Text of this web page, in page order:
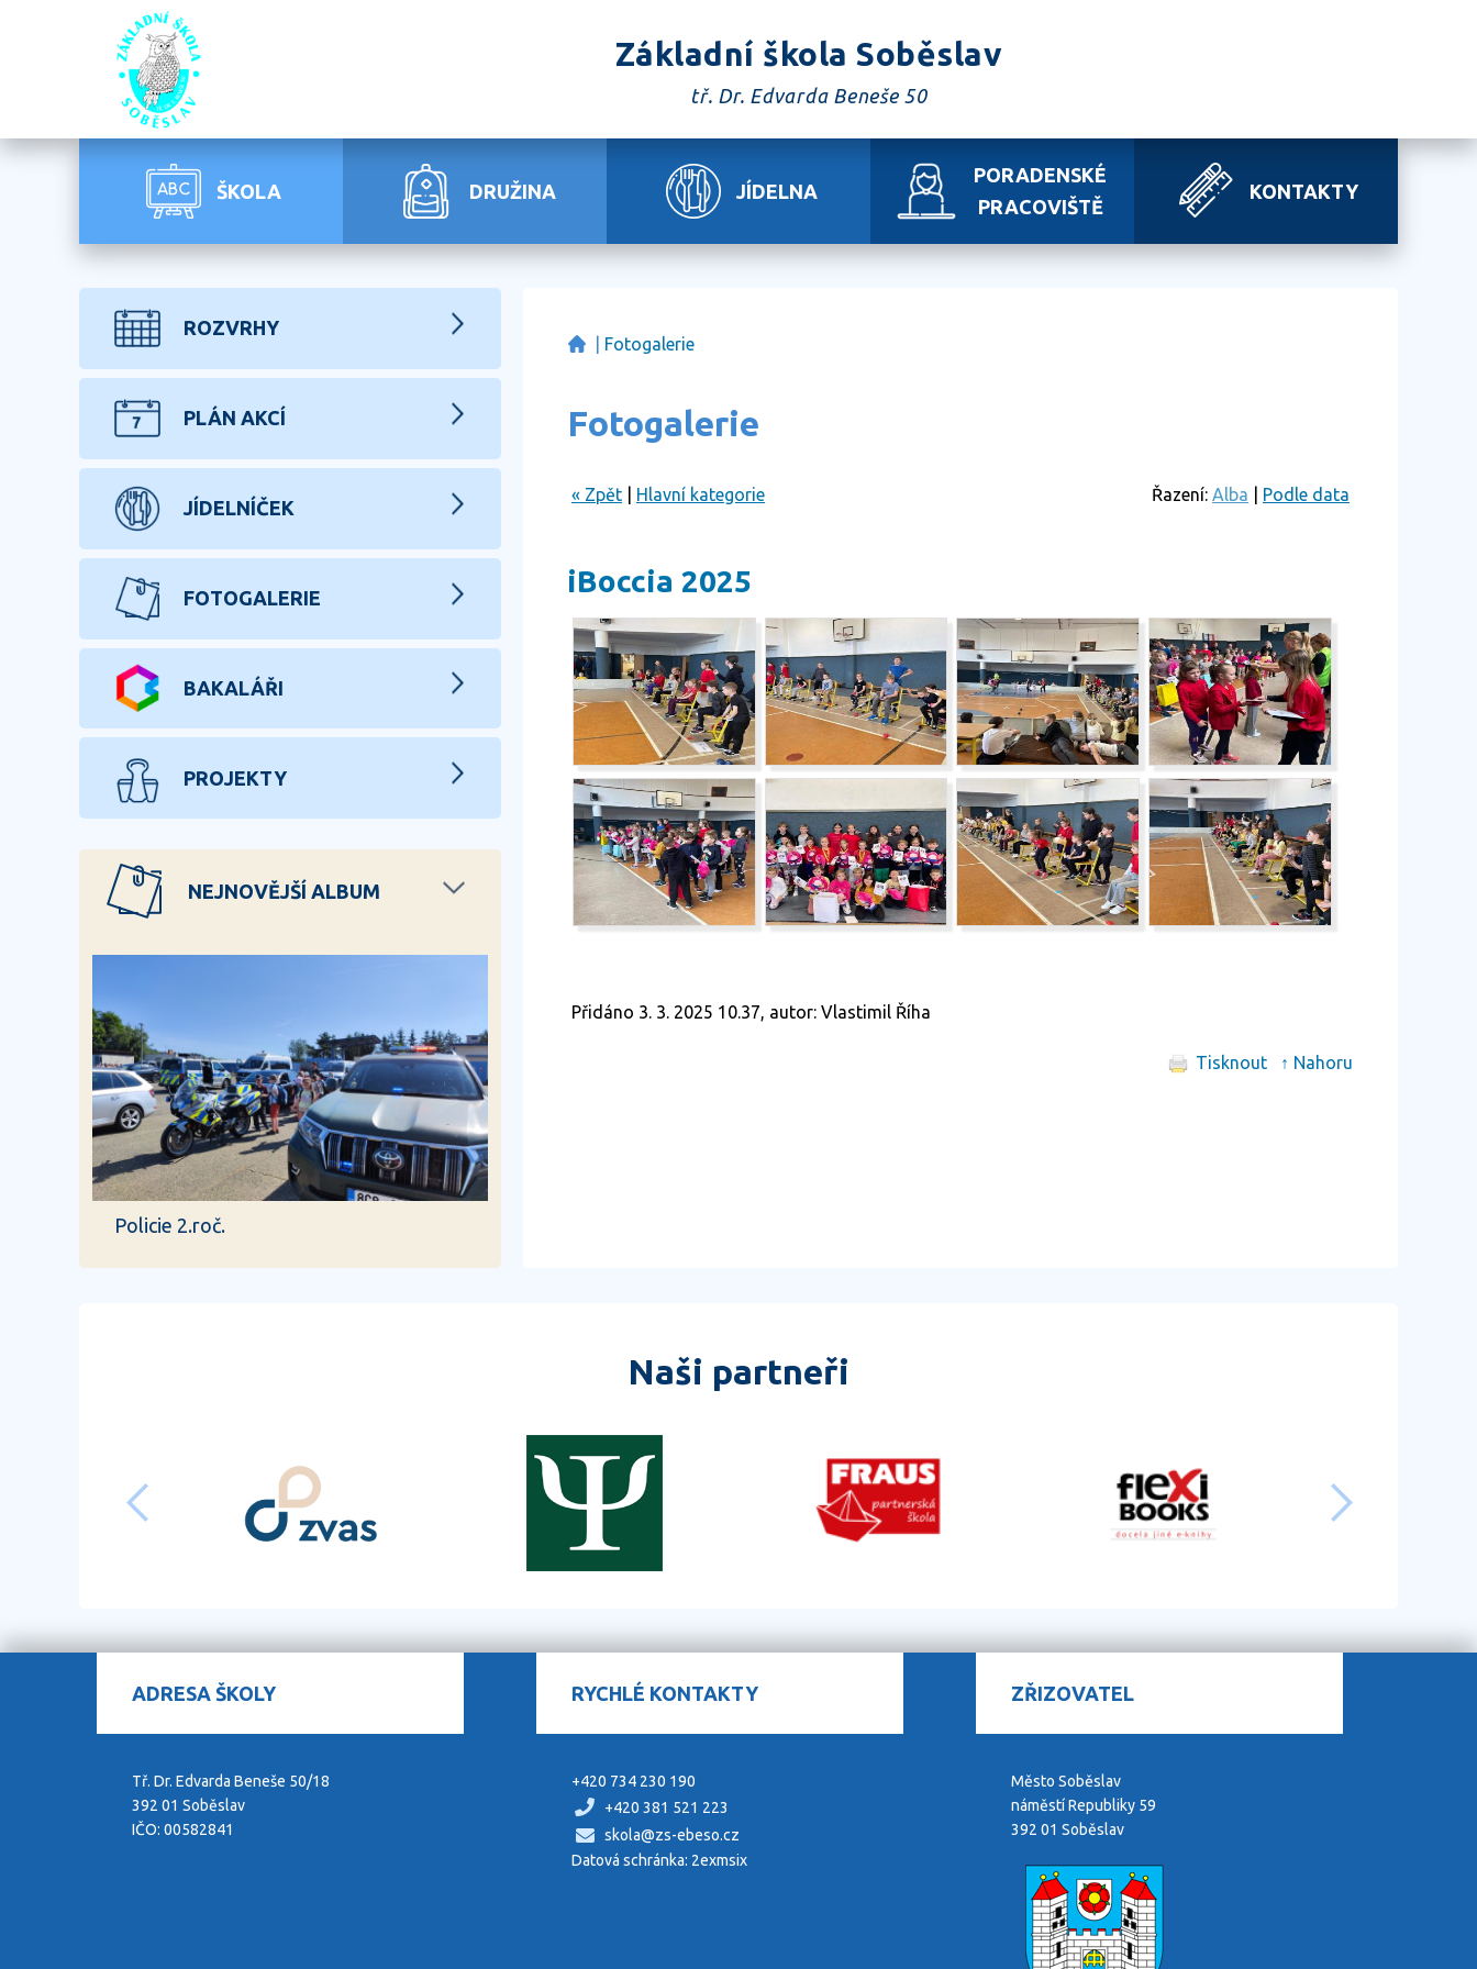
Základní škola Soběslav
tř. Dr. Edvarda Beneše 50
ŠKOLA DRUŽINA JÍDELNA
PORADENSKÉ
PRACOVIŠTĚ
KONTAKTY
Fotogalerie
Fotogalerie
Řazení: Alba Podle data
« Zpět Hlavní kategorie
iBoccia 2025
Přidáno 3. 3. 2025 10.37, autor: Vlastimil Říha
Tisknout ↑ Nahoru
ROZVRHY
PLÁN AKCÍ
JÍDELNÍČEK
FOTOGALERIE
BAKALÁŘI
PROJEKTY
NEJNOVĚJŠÍ ALBUM
Policie 2.roč.
Naši partneři
ADRESA ŠKOLY
Tř. Dr. Edvarda Beneše 50/18
392 01 Soběslav
IČO: 00582841
RYCHLÉ KONTAKTY
+420 734 230 190
+420 381 521 223
skola@zs-ebeso.cz
Datová schránka: 2exmsix
ZŘIZOVATEL
Město Soběslav
náměstí Republiky 59
392 01 Soběslav